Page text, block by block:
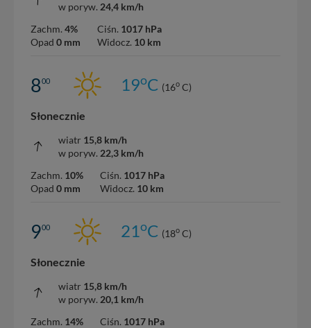
w poryw. 24,4 km/h
Zachm. 4%
Opad 0 mm
Ciśn. 1017 hPa
Widocz. 10 km
800 19oC (16o C)
Słonecznie
wiatr 15,8 km/h
w poryw. 22,3 km/h
Zachm. 10%
Opad 0 mm
Ciśn. 1017 hPa
Widocz. 10 km
900 21oC (18o C)
Słonecznie
wiatr 15,8 km/h
w poryw. 20,1 km/h
Zachm. 14%
Ciśn. 1017 hPa